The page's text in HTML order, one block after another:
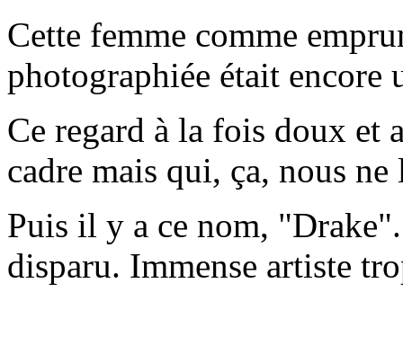
Cette femme comme
photographiée était encore
Ce regard à la fois doux et
cadre mais qui, ça, nous ne
Puis il y a ce nom,
disparu. Immense artiste